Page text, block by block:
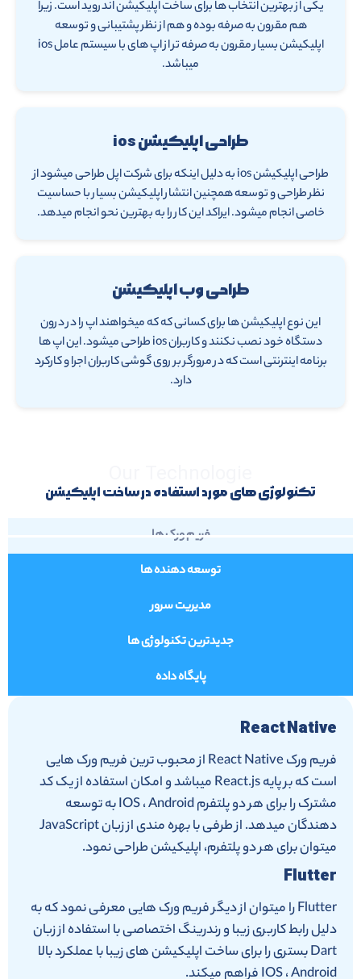
یکی از بهترین انتخاب ها برای ساخت اپلیکیشن اندروید است. زیرا
هم مقرون به صرفه بوده و هم از نظر پشتیبانی و توسعه
اپلیکیشن بسیار مقرون به صرفه تر از اپ های با سیستم عامل ios
میباشد.
طراحی اپلیکیشن ios
طراحی اپلیکیشن ios به دلیل اینکه برای شرکت اپل طراحی میشود از
نظر طراحی و توسعه همچنین انتشار اپلیکیشن بسیار با حساسیت
خاصی انجام میشود. ایراکد این کار را به بهترین نحو انجام میدهد.
طراحی وب اپلیکیشن
این نوع اپلیکیشن ها برای کسانی که که میخواهند اپ را در درون
دستگاه خود نصب نکنند و کاربران ios طراحی میشود. این اپ ها
برنامه اینترنتی است که در مرورگر بر روی گوشی کاربران اجرا و کارکرد
دارد.
تکنولوژی های مورد استفاده در ساخت اپلیکیشن
فریم ورک ها
توسعه دهنده ها
مدیریت سرور
جدیدترین تکنولوژی ها
پایگاه داده
React Native
فریم ورک React Native از محبوب ترین فریم ورک هایی
است که بر پایه React.js میباشد و امکان استفاده از یک کد
مشترک را برای هر دو پلتفرم IOS ، Android به توسعه
دهندگان میدهد. از طرفی با بهره مندی از زبان JavaScript
میتوان برای هر دو پلتفرم، اپلیکیشن طراحی نمود.
Flutter
Flutter را میتوان از دیگر فریم ورک هایی معرفی نمود که به
دلیل رابط کاربری زیبا و رندرینگ اختصاصی با استفاده از زبان
Dart بستری را برای ساخت اپلیکیشن های زیبا با عملکرد بالا
IOS ، Android فراهم میکند.